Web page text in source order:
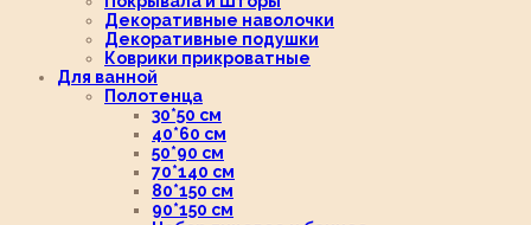
Декоративные наволочки
Декоративные подушки
Коврики прикроватные
Для ванной
Полотенца
30*50 см
40*60 см
50*90 см
70*140 см
80*150 см
90*150 см